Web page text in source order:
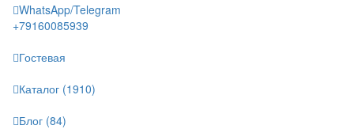
WhatsApp/Telegram
+79160085939
Гостевая
Каталог (1910)
Блог (84)